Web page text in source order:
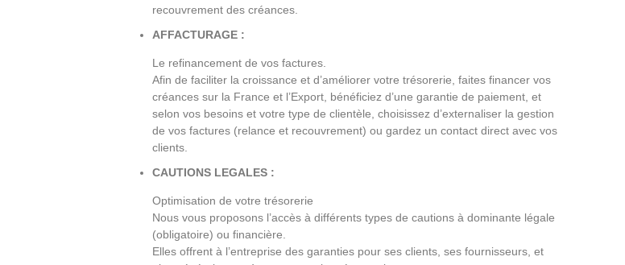
recouvrement des créances.
AFFACTURAGE :
Le refinancement de vos factures.
Afin de faciliter la croissance et d’améliorer votre trésorerie, faites financer vos
créances sur la France et l’Export, bénéficiez d’une garantie de paiement, et
selon vos besoins et votre type de clientèle, choisissez d’externaliser la gestion
de vos factures (relance et recouvrement) ou gardez un contact direct avec vos
clients.
CAUTIONS LEGALES :
Optimisation de votre trésorerie
Nous vous proposons l’accès à différents types de cautions à dominante légale
(obligatoire) ou financière.
Elles offrent à l’entreprise des garanties pour ses clients, ses fournisseurs, et